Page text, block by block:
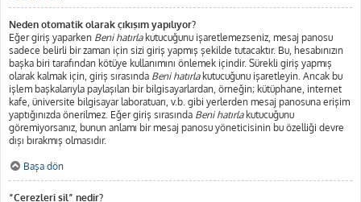
Neden otomatik olarak çıkışım yapılıyor?
Eğer giriş yaparken Beni hatırlakutucuğunu işaretlemezseniz, mesaj panosu
sadece belirli bir zaman için sizi giriş yapmış şekilde tutacaktır. Bu, hesabınızın
başka biri tarafından kötüye kullanımını önlemek içindir. Sürekli giriş yapmış
olarak kalmak için, giriş sırasında Beni hatırlakutucuğunu işaretleyin. Ancak bu
işlem başkalarıyla paylaşılan bir bilgisayarlardan, örneğin; kütüphane, internet
kafe, üniversite bilgisayar laboratuarı, v.b. gibi yerlerden mesaj panosuna erişim
yaptığınızda önerilmez. Eğer giriş sırasında Beni hatırlakutucuğunu
göremiyorsanız, bunun anlamı bir mesaj panosu yöneticisinin bu özelliği devre
dışı bırakmış olmasıdır.
Başa dön
“Çerezleri sil” nedir?